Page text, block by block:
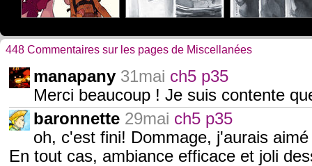
448 Commentaires sur les pages de Miscellanées
manapany 31mai ch5 p35
Merci beaucoup ! Je suis contente
baronnette 29mai ch5 p35
oh, c'est fini! Dommage, j'aurais
En tout cas, ambiance efficace et joli